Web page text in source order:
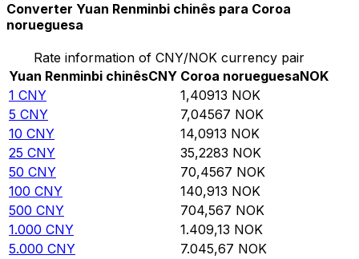
Converter Yuan Renminbi chinês para Coroa
norueguesa
Rate information of CNY/NOK currency pair
Yuan Renminbi chinêsCNY Coroa norueguesaNOK
1 CNY 1,40913 NOK
5 CNY 7,04567 NOK
10 CNY 14,0913 NOK
25 CNY 35,2283 NOK
50 CNY 70,4567 NOK
100 CNY 140,913 NOK
500 CNY 704,567 NOK
1.000 CNY 1.409,13 NOK
5.000 CNY 7.045,67 NOK